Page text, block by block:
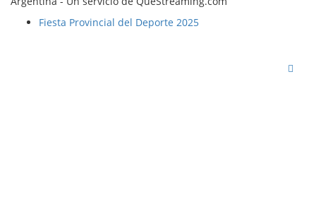
Fiesta Provincial del Deporte 2025